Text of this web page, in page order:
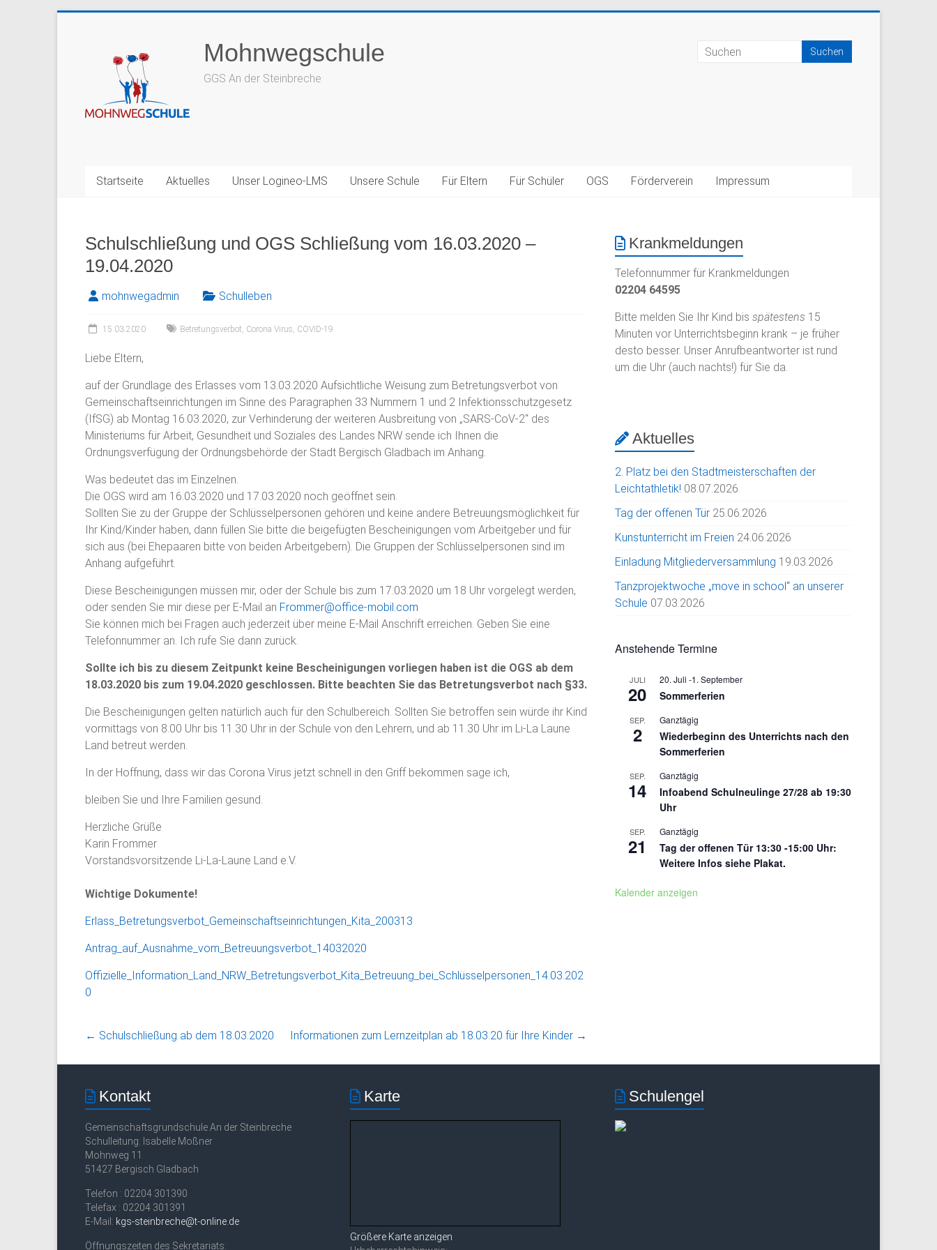
Mohnwegschule
GGS An der Steinbreche
Startseite Aktuelles Unser Logineo-LMS Unsere Schule Für Eltern Für Schüler OGS Förderverein Impressum
Schulschließung und OGS Schließung vom 16.03.2020 –
19.04.2020
mohnwegadmin Schulleben
15.03.2020 Betretungsverbot, Corona Virus, COVID-19
Liebe Eltern,
auf der Grundlage des Erlasses vom 13.03.2020 Aufsichtliche Weisung zum Betretungsverbot von
Gemeinschaftseinrichtungen im Sinne des Paragraphen 33 Nummern 1 und 2 Infektionsschutzgesetz
(IfSG) ab Montag 16.03.2020, zur Verhinderung der weiteren Ausbreitung von „SARS-CoV-2“ des
Ministeriums für Arbeit, Gesundheit und Soziales des Landes NRW sende ich Ihnen die
Ordnungsverfügung der Ordnungsbehörde der Stadt Bergisch Gladbach im Anhang.
Was bedeutet das im Einzelnen.
Die OGS wird am 16.03.2020 und 17.03.2020 noch geöffnet sein.
Sollten Sie zu der Gruppe der Schlüsselpersonen gehören und keine andere Betreuungsmöglichkeit für
Ihr Kind/Kinder haben, dann füllen Sie bitte die beigefügten Bescheinigungen vom Arbeitgeber und für
sich aus (bei Ehepaaren bitte von beiden Arbeitgebern). Die Gruppen der Schlüsselpersonen sind im
Anhang aufgeführt.
Diese Bescheinigungen müssen mir, oder der Schule bis zum 17.03.2020 um 18 Uhr vorgelegt werden,
oder senden Sie mir diese per E-Mail an Frommer@office-mobil.com
Sie können mich bei Fragen auch jederzeit über meine E-Mail Anschrift erreichen. Geben Sie eine
Telefonnummer an. Ich rufe Sie dann zurück.
Sollte ich bis zu diesem Zeitpunkt keine Bescheinigungen vorliegen haben ist die OGS ab dem
18.03.2020 bis zum 19.04.2020 geschlossen. Bitte beachten Sie das Betretungsverbot nach §33.
Die Bescheinigungen gelten natürlich auch für den Schulbereich. Sollten Sie betroffen sein würde ihr Kind
vormittags von 8.00 Uhr bis 11.30 Uhr in der Schule von den Lehrern, und ab 11.30 Uhr im Li-La Laune
Land betreut werden.
In der Hoffnung, dass wir das Corona Virus jetzt schnell in den Griff bekommen sage ich,
bleiben Sie und Ihre Familien gesund.
Herzliche Grüße
Karin Frommer
Vorstandsvorsitzende Li-La-Laune Land e.V.
Wichtige Dokumente!
Erlass_Betretungsverbot_Gemeinschaftseinrichtungen_Kita_200313
Antrag_auf_Ausnahme_vom_Betreuungsverbot_14032020
Offizielle_Information_Land_NRW_Betretungsverbot_Kita_Betreuung_bei_Schlüsselpersonen_14.03.202
0
← Schulschließung ab dem 18.03.2020 Informationen zum Lernzeitplan ab 18.03.20 für Ihre Kinder →
Krankmeldungen
Telefonnummer für Krankmeldungen
02204 64595
Bitte melden Sie Ihr Kind bisspätestens 15
Minuten vor Unterrichtsbeginn krank – je früher
desto besser. Unser Anrufbeantworter ist rund
um die Uhr (auch nachts!) für Sie da.
Aktuelles
2. Platz bei den Stadtmeisterschaften der
Leichtathletik! 08.07.2026
Tag der offenen Tür 25.06.2026
Kunstunterricht im Freien 24.06.2026
Einladung Mitgliederversammlung 19.03.2026
Tanzprojektwoche „move in school“ an unserer
Schule 07.03.2026
Anstehende Termine
JULI
20
20. Juli -1. September
Sommerferien
SEP.
2
Ganztägig
Wiederbeginn des Unterrichts nach den
Sommerferien
SEP.
14
Ganztägig
Infoabend Schulneulinge 27/28 ab 19:30
Uhr
SEP.
21
Ganztägig
Tag der offenen Tür 13:30 -15:00 Uhr:
Weitere Infos siehe Plakat.
Kalender anzeigen
Kontakt
Gemeinschaftsgrundschule An der Steinbreche
Schulleitung: Isabelle Moßner
Mohnweg 11
51427 Bergisch Gladbach
Telefon : 02204 301390
Telefax : 02204 301391
E-Mail: kgs-steinbreche@t-online.de
Öffnungszeiten des Sekretariats:
Karte
Größere Karte anzeigen
Schulengel